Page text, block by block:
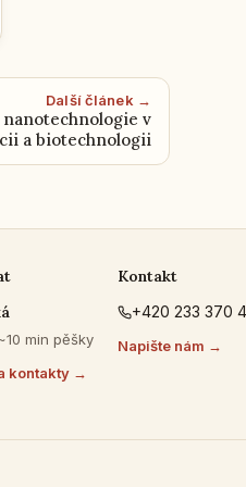
Další článek →
v
a biotechnologii
min pěšky
kontakty →
Kontakt
+420 233 370
Napište nám →